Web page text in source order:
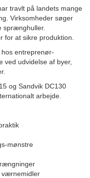
travlt på landets mange
Virksomheder søger
sprænghuller.
for at sikre produktion.
entreprenør-
ved udvidelse af byer,
og Sandvik DC130
arbejde.
mønstre
værnemidler